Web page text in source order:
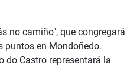
no camiño", que congregará
puntos en Mondoñedo.
do Castro representará la